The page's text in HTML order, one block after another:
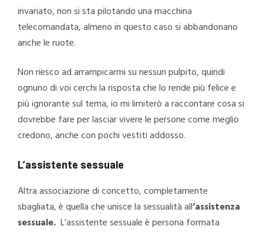
invariato, non si sta pilotando una macchina
telecomandata, almeno in questo caso si abbandonano
anche le ruote.
Non riesco ad arrampicarmi su nessun pulpito, quindi
ognuno di voi cerchi la risposta che lo rende più felice e
più ignorante sul tema, io mi limiterò a raccontare cosa si
dovrebbe fare per lasciar vivere le persone come meglio
credono, anche con pochi vestiti addosso.
L’assistente sessuale
Altra associazione di concetto, completamente
sbagliata, è quella che unisce la sessualità all’assistenza
sessuale. L’assistente sessuale è persona formata